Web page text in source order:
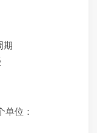
期
单位：